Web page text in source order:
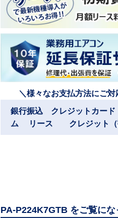
＼様々なお支払方法にご対
銀行振込 クレジットカー
ム リース クレジット（
PA-P224K7GTB をご覧に